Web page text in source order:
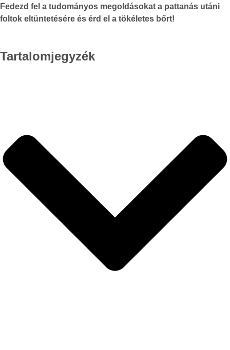
Fedezd fel a tudományos megoldásokat a pattanás utáni
foltok eltüntetésére és érd el a tökéletes bőrt!
Tartalomjegyzék